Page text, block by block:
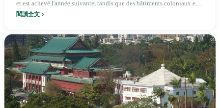
et est achevé l'année suivante, tandis que des bâtiments coloniaux en
briques rouges s'alignent le long de la rue. En 1929, les autorités
quartier est alors surnommé « vieille Hukou ». Sur le site de l'ancienne
gare est ensuite édifié une cathédrale, le temple Sanyuan reste à sa
place, et la rue abandonnée par le chemin de fer échappe ainsi aux
démolitions d'après-guerre.
閱讀全文